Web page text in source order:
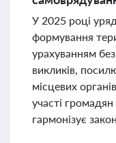
У 2025 році
формування
урахуванням
викликів,
місцевих
участі
гармонізує